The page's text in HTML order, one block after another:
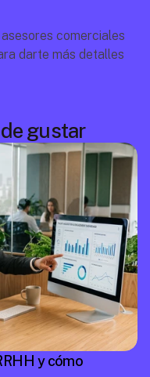
comerciales
darte más detalles
gustar
y cómo